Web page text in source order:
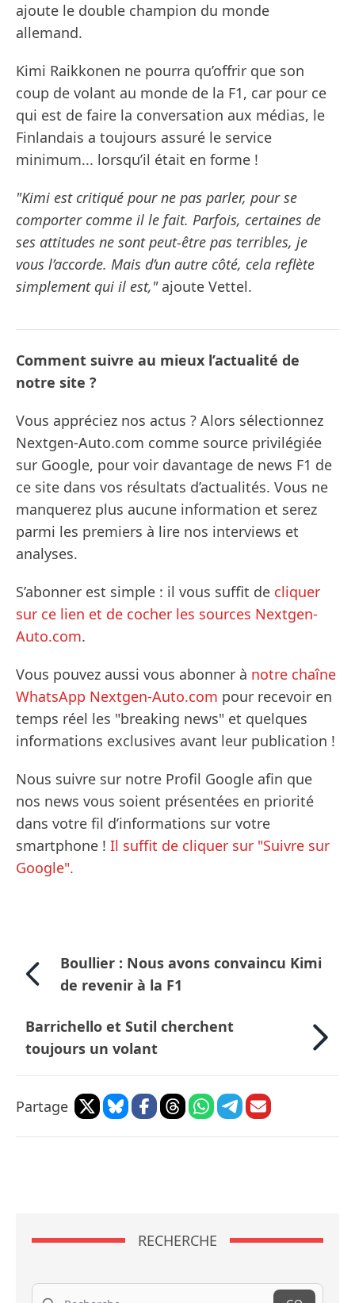
ajoute le double champion du monde
allemand.
Kimi Raikkonen ne pourra qu’offrir que son
coup de volant au monde de la F1, car pour ce
qui est de faire la conversation aux médias, le
Finlandais a toujours assuré le service
minimum... lorsqu’il était en forme !
"Kimi est critiqué pour ne pas parler, pour se
comporter comme il le fait. Parfois, certaines de
ses attitudes ne sont peut-être pas terribles, je
vous l’accorde. Mais d’un autre côté, cela reflète
simplement qui il est,"ajoute Vettel.
Comment suivre au mieux l’actualité de
notre site ?
Vous appréciez nos actus ? Alors sélectionnez
Nextgen-Auto.com comme source privilégiée
sur Google, pour voir davantage de news F1 de
ce site dans vos résultats d’actualités. Vous ne
manquerez plus aucune information et serez
parmi les premiers à lire nos interviews et
analyses.
S’abonner est simple : il vous suffit de cliquer
sur ce lien et de cocher les sources Nextgen-
Auto.com.
Vous pouvez aussi vous abonner à notre chaîne
WhatsApp Nextgen-Auto.com pour recevoir en
temps réel les "breaking news" et quelques
informations exclusives avant leur publication !
Nous suivre sur notre Profil Google afin que
nos news vous soient présentées en priorité
dans votre fil d’informations sur votre
smartphone ! Il suffit de cliquer sur "Suivre sur
Google".
Boullier : Nous avons convaincu Kimi
de revenir à la F1
Barrichello et Sutil cherchent
toujours un volant
Partage
RECHERCHE
Recherche